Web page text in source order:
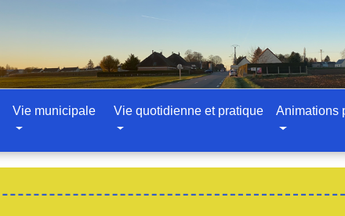
Vie municipale Vie quotidienne et pratique Animations